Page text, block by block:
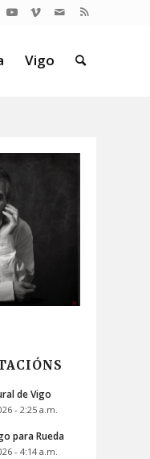
Vigo
de Vigo
- 2:25 a.m.
para Rueda
- 4:14 a.m.